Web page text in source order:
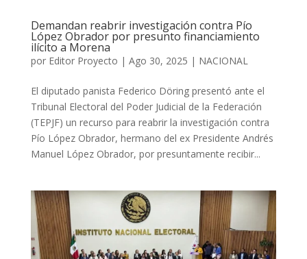
Demandan reabrir investigación contra Pío
López Obrador por presunto financiamiento
ilícito a Morena
por Editor Proyecto | Ago 30, 2025 | NACIONAL
El diputado panista Federico Döring presentó ante el
Tribunal Electoral del Poder Judicial de la Federación
(TEPJF) un recurso para reabrir la investigación contra
Pío López Obrador, hermano del ex Presidente Andrés
Manuel López Obrador, por presuntamente recibir...